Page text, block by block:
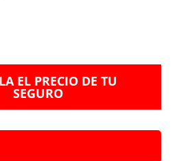
EL PRECIO DE TU
SEGURO